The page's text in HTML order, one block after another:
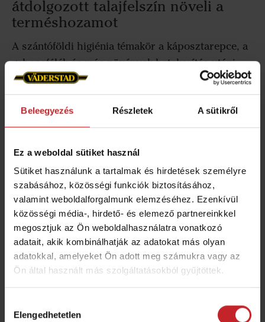
Beleegyezés Részletek A sütikről
Ez a weboldal sütiket használ
Sütiket használunk a tartalmak és hirdetések személyre
szabásához, közösségi funkciók biztosításához,
valamint weboldalforgalmunk elemzéséhez. Ezenkívül
közösségi média-, hirdető- és elemező partnereinkkel
megosztjuk az Ön weboldalhasználatra vonatkozó
adatait, akik kombinálhatják az adatokat más olyan
adatokkal, amelyeket Ön adott meg számukra vagy az
Ön által használt más szolgáltatásokból gyűjtöttek.
kiválasztása
Elengedhetetlen
átdolgozott talajfelszín növeli a
terméshozamot
A szántóföldi higiénia témakör a káposztarepce, a
gabonafélék és más növények betakarítás utáni
kezelésével foglalkozik, ahol a cél a talaj
gyommagkészletének csírázása, továbbá, hogy a
maradványok a lehető leggyorsabban lebomlásra
kerüljenek. A talaj gyommagkészletének
csökkentésével javíthatjuk a következő
csökkenhet a gyomirtószer felhasználás is.Az
ultra-sekély talajművelést részleges megoldást
jelenthet amennyiben a glifozás kivonásra kerül.
Sok gyommag csírázásának megindításához